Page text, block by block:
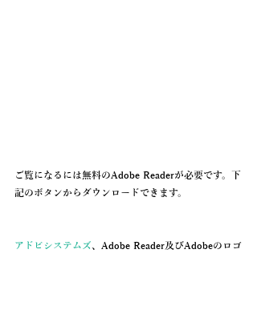
ご覧になるには無料のAdobe Readerが必要です。下
記のボタンからダウンロードできます。
アドビシステムズ、Adobe Reader及びAdobeのロゴ